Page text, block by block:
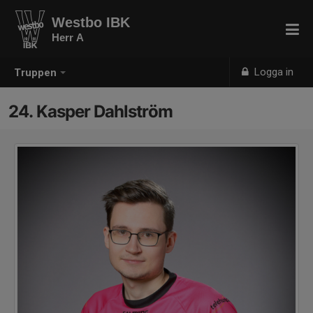
Truppen Logga in
Westbo IBK
Herr A
24. Kasper Dahlström